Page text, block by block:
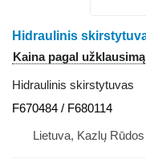
Kaina pagal užklausimą
Hidraulinis skirstytuvas
F670484 / F680114
Lietuva, Kazlų Rūdos